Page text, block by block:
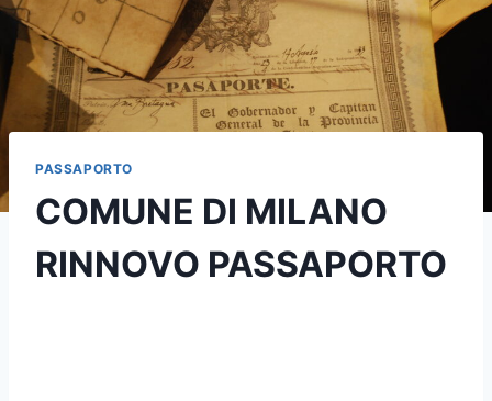
PASSAPORTO
COMUNE DI MILANO
RINNOVO PASSAPORTO